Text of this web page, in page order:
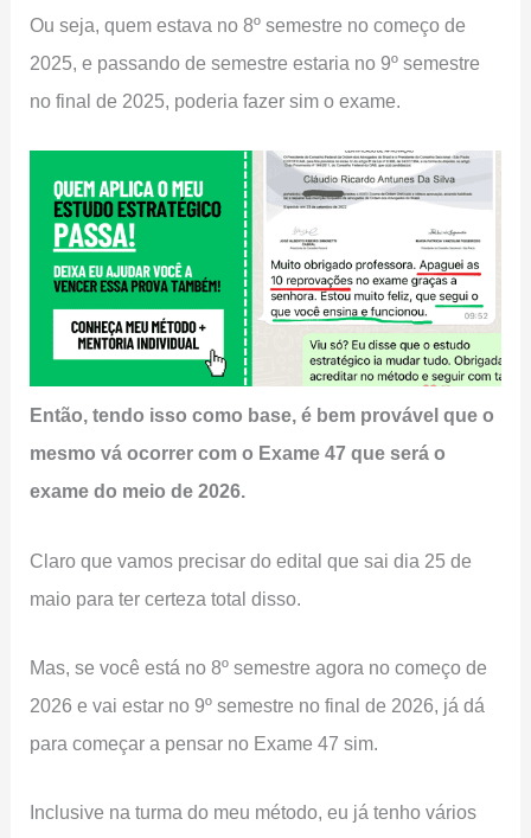
Ou seja, quem estava no 8º semestre no começo de
2025, e passando de semestre estaria no 9º semestre
no final de 2025, poderia fazer sim o exame.
Então, tendo isso como base, é bem provável que o
mesmo vá ocorrer com o Exame 47 que será o
exame do meio de 2026.
Claro que vamos precisar do edital que sai dia 25 de
maio para ter certeza total disso.
Mas, se você está no 8º semestre agora no começo de
2026 e vai estar no 9º semestre no final de 2026, já dá
para começar a pensar no Exame 47 sim.
Inclusive na turma do meu método, eu já tenho vários